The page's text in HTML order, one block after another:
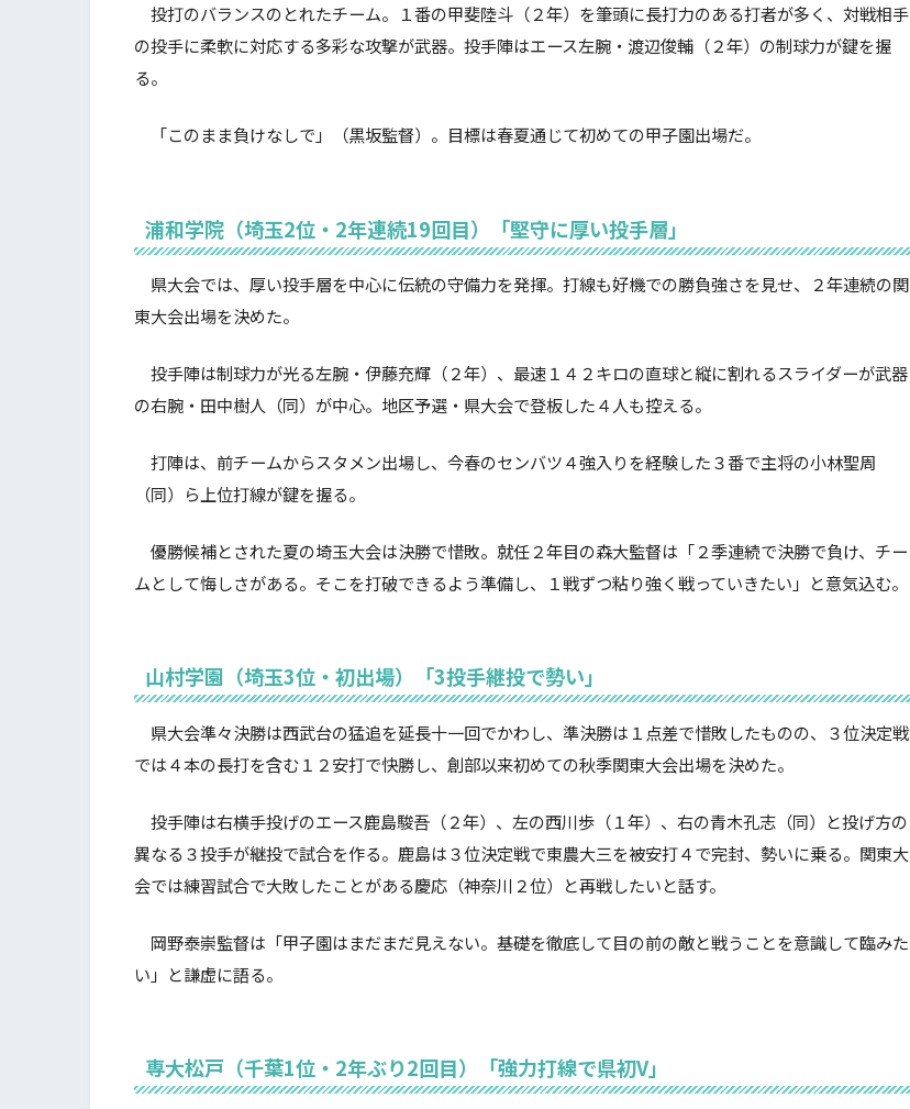
投打のバランスのとれたチーム。１番の甲斐陸斗（２年）を筆頭に長打力のある打者が多く、対戦相手
の投手に柔軟に対応する多彩な攻撃が武器。投手陣はエース左腕・渡辺俊輔（２年）の制球力が鍵を握
る。
「このまま負けなしで」（黒坂監督）。目標は春夏通じて初めての甲子園出場だ。
浦和学院（埼玉2位・2年連続19回目）「堅守に厚い投手層」
県大会では、厚い投手層を中心に伝統の守備力を発揮。打線も好機での勝負強さを見せ、２年連続の関
東大会出場を決めた。
投手陣は制球力が光る左腕・伊藤充輝（２年）、最速１４２キロの直球と縦に割れるスライダーが武器
の右腕・田中樹人（同）が中心。地区予選・県大会で登板した４人も控える。
打陣は、前チームからスタメン出場し、今春のセンバツ４強入りを経験した３番で主将の小林聖周
（同）ら上位打線が鍵を握る。
優勝候補とされた夏の埼玉大会は決勝で惜敗。就任２年目の森大監督は「２季連続で決勝で負け、チー
ムとして悔しさがある。そこを打破できるよう準備し、１戦ずつ粘り強く戦っていきたい」と意気込む。
山村学園（埼玉3位・初出場）「3投手継投で勢い」
県大会準々決勝は西武台の猛追を延長十一回でかわし、準決勝は１点差で惜敗したものの、３位決定戦
では４本の長打を含む１２安打で快勝し、創部以来初めての秋季関東大会出場を決めた。
投手陣は右横手投げのエース鹿島駿吾（２年）、左の西川歩（１年）、右の青木孔志（同）と投げ方の
異なる３投手が継投で試合を作る。鹿島は３位決定戦で東農大三を被安打４で完封、勢いに乗る。関東大
会では練習試合で大敗したことがある慶応（神奈川２位）と再戦したいと話す。
岡野泰崇監督は「甲子園はまだまだ見えない。基礎を徹底して目の前の敵と戦うことを意識して臨みた
い」と謙虚に語る。
専大松戸（千葉1位・2年ぶり2回目）「強力打線で県初V」